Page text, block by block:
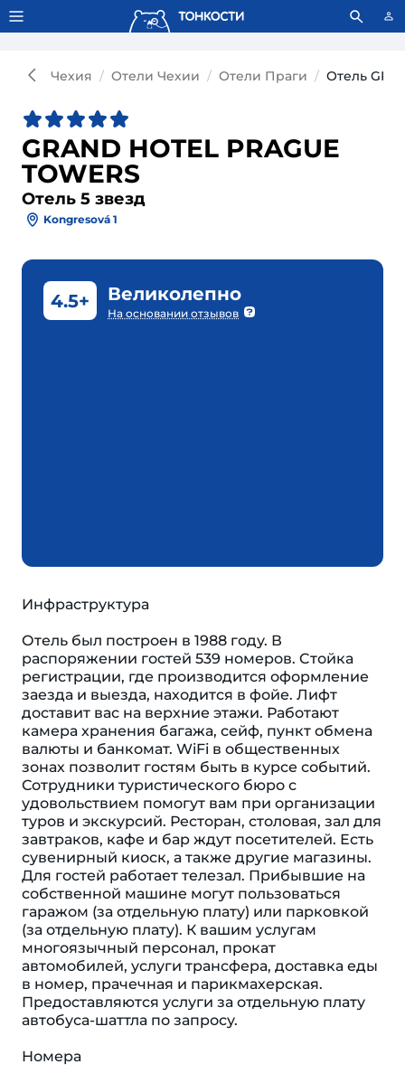
Тонкости используют сookie-файлы. Что это значит?
Чехия Отели Чехии Отели Праги Отель
GRAND HOTEL PRAGUE
TOWERS
Отель 5 звезд
Kongresová 1
4.5+ Великолепно
На основании отзывов
Инфраструктура
Отель был построен в 1988 году. В
распоряжении гостей 539 номеров. Cтойка
регистрации, где производится оформление
заезда и выезда, находится в фойе. Лифт
доставит вас на верхние этажи. Работают
камера хранения багажа, сейф, пункт обмена
валюты и банкомат. WiFi в общественных
зонах позволит гостям быть в курсе событий.
Сотрудники туристического бюро с
удовольствием помогут вам при организации
туров и экскурсий. Ресторан, столовая, зал для
завтраков, кафе и бар ждут посетителей. Есть
сувенирный киоск, а также другие магазины.
Для гостей работает телезал. Прибывшие на
собственной машине могут пользоваться
гаражом (за отдельную плату) или парковкой
(за отдельную плату). К вашим услугам
многоязычный персонал, прокат
автомобилей, услуги трансфера, доставка еды
в номер, прачечная и парикмахерская.
Предоставляются услуги за отдельную плату
автобуса-шаттла по запросу.
Номера